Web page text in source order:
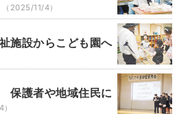
（2025/11/4）
施設からこども園へ
護者や地域住民に